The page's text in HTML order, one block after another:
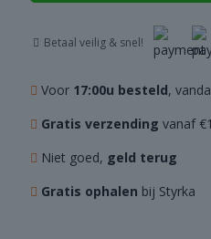
Betaal veilig & snel!
Voor 17:00u besteld,
Gratis verzending vanaf
Niet goed, geld terug
Gratis ophalen bij Styrka